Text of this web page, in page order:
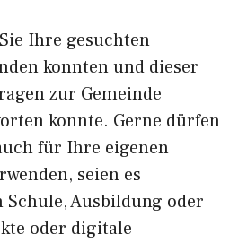
Ihre gesuchten
konnten und dieser
zur Gemeinde
konnte. Gerne dürfen
für Ihre eigenen
seien es
Schule, Ausbildung oder
oder digitale